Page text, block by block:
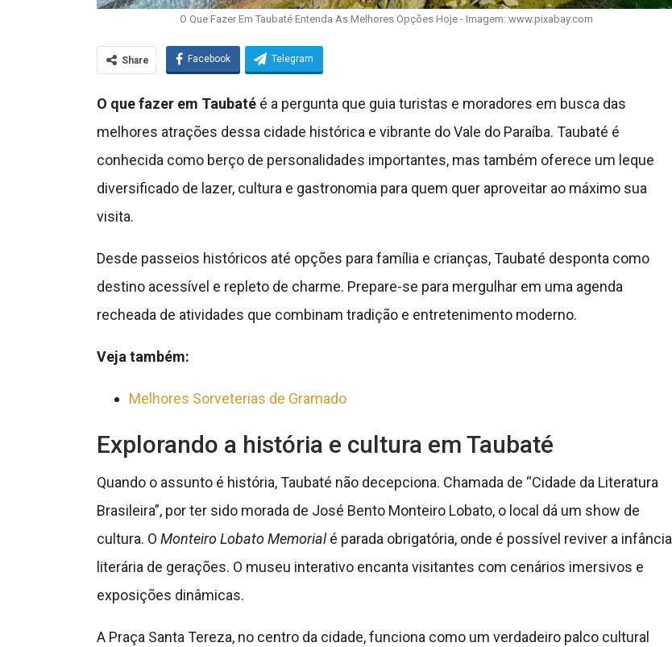
O Que Fazer Em Taubaté Entenda As Melhores Opções Hoje - Imagem: www.pixabay.com
Share Facebook Telegram
O que fazer em Taubatéé a pergunta que guia turistas e moradores em busca das
melhores atrações dessa cidade histórica e vibrante do Vale do Paraíba. Taubaté é
conhecida como berço de personalidades importantes, mas também oferece um leque
diversificado de lazer, cultura e gastronomia para quem quer aproveitar ao máximo sua
visita.
Desde passeios históricos até opções para família e crianças, Taubaté desponta como
destino acessível e repleto de charme. Prepare-se para mergulhar em uma agenda
recheada de atividades que combinam tradição e entretenimento moderno.
Veja também:
Melhores Sorveterias de Gramado
Explorando a história e cultura em Taubaté
Quando o assunto é história, Taubaté não decepciona. Chamada de “Cidade da Literatura
Brasileira”, por ter sido morada de José Bento Monteiro Lobato, o local dá um show de
cultura. O Monteiro Lobato Memorialé parada obrigatória, onde é possível reviver a infância
literária de gerações. O museu interativo encanta visitantes com cenários imersivos e
exposições dinâmicas.
A Praça Santa Tereza, no centro da cidade, funciona como um verdadeiro palco cultural